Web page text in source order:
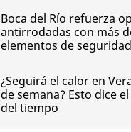
Boca del Río refuerza
antirrodadas con más
elementos de
¿Seguirá el calor en
de semana? Esto dice
del tiempo